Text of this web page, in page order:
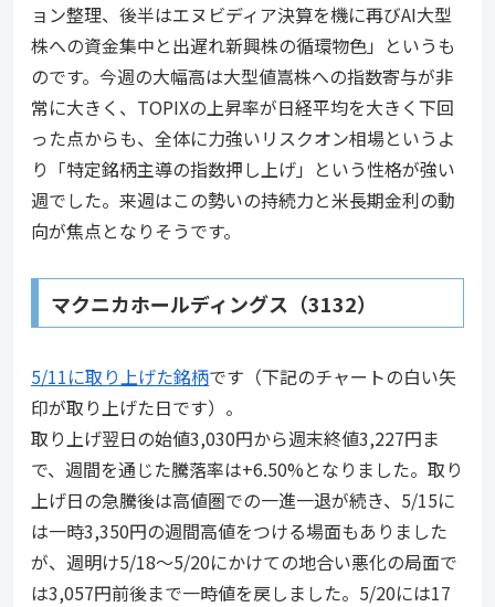
ョン整理、後半はエヌビディア決算を機に再びAI大型
株への資金集中と出遅れ新興株の循環物色」というも
のです。今週の大幅高は大型値嵩株への指数寄与が非
常に大きく、TOPIXの上昇率が日経平均を大きく下回
った点からも、全体に力強いリスクオン相場というよ
り「特定銘柄主導の指数押し上げ」という性格が強い
週でした。来週はこの勢いの持続力と米長期金利の動
向が焦点となりそうです。
マクニカホールディングス（3132）
5/11に取り上げた銘柄です（下記のチャートの白い矢
印が取り上げた日です）。
取り上げ翌日の始値3,030円から週末終値3,227円ま
で、週間を通じた騰落率は+6.50%となりました。取り
上げ日の急騰後は高値圏での一進一退が続き、5/15に
は一時3,350円の週間高値をつける場面もありました
が、週明け5/18〜5/20にかけての地合い悪化の局面で
は3,057円前後まで一時値を戻しました。5/20には17